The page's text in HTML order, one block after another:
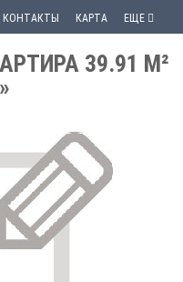
КОНТАКТЫ КАРТА ЕЩЕ
39.91 М²